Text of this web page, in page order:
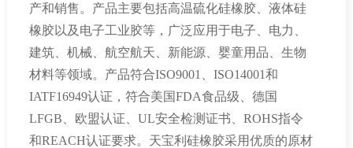
金银河是有机硅及高分子化合物装备国内龙头
企业，是行业内技术力量最雄厚、产品线最丰富、
产销量最高的企业。有机硅及高分子聚合物智能装
备产品包括：太阳能光伏胶连续法自动生产线、加
成型液体注射成型硅橡胶连续法自动生产线、气相
法/沉淀法高温胶连续法自动生产线、PU胶单双组
产和销售。产品主要包括高温硫化硅橡胶、液体硅
橡胶以及电子工业胶等，广泛应用于电子、电力、
建筑、机械、航空航天、新能源、婴童用品、生物
材料等领域。产品符合ISO9001 ISO14001和
IATF16949认证，符合美国FDA食品级、德国
LFGB 、欧盟认证、 UL安全检测证书、 ROHS指令
和REACH认证要求。天宝利硅橡胶采用优质的原材